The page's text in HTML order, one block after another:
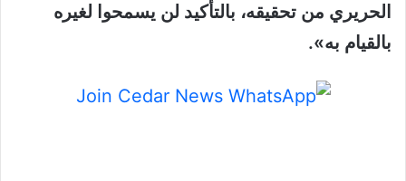
الحريري من تحقيقه، بالتأكيد لن يسمحوا لغيره
بالقيام به».